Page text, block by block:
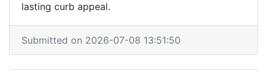
lasting curb appeal.
Submitted on 2026-07-08 13:51:50